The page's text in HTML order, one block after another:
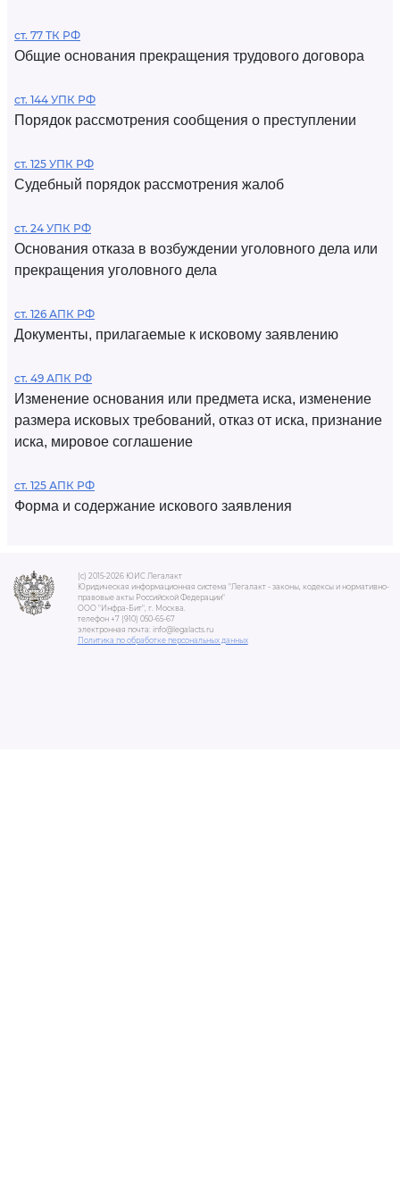
ст. 77 ТК РФ
Общие основания прекращения трудового договора
ст. 144 УПК РФ
Порядок рассмотрения сообщения о преступлении
ст. 125 УПК РФ
Судебный порядок рассмотрения жалоб
ст. 24 УПК РФ
Основания отказа в возбуждении уголовного дела или
прекращения уголовного дела
ст. 126 АПК РФ
Документы, прилагаемые к исковому заявлению
ст. 49 АПК РФ
Изменение основания или предмета иска, изменение
размера исковых требований, отказ от иска, признание
иска, мировое соглашение
ст. 125 АПК РФ
Форма и содержание искового заявления
(c) 2015-2026 ЮИС Легалакт
Юридическая информационная система "Легалакт - законы, кодексы и нормативно-
правовые акты Российской Федерации"
ООО "Инфра-Бит", г. Москва.
телефон +7 (910) 050-65-67
электронная почта: info@legalacts.ru
Политика по обработке персональных данных